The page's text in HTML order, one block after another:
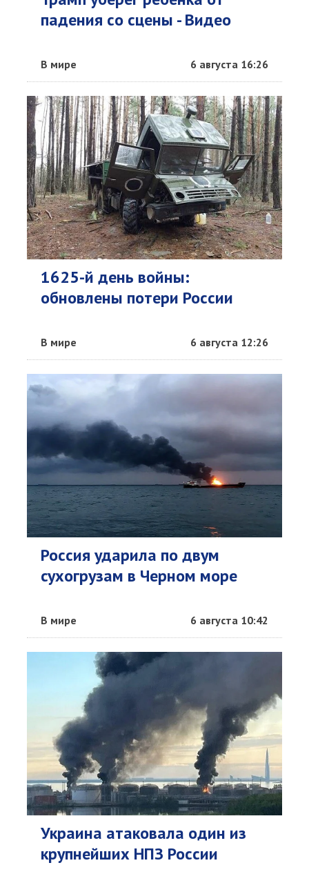
падения со сцены - Видео
В мире 6 августа 16:26
1625-й день войны:
обновлены потери России
В мире 6 августа 12:26
Россия ударила по двум
сухогрузам в Черном море
В мире 6 августа 10:42
Украина атаковала один из
крупнейших НПЗ России